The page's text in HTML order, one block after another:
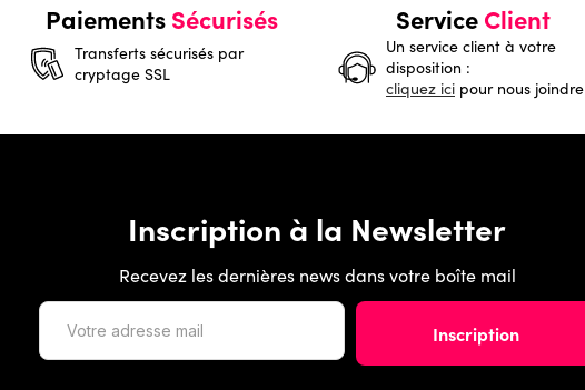
PaiementsSécurisés
Transferts sécurisés par
cryptage SSL
ServiceClient
Un service client à votre
disposition :
cliquez ici pour nous joindre
Inscription à la Newsletter
Recevez les dernières news dans votre boîte mail